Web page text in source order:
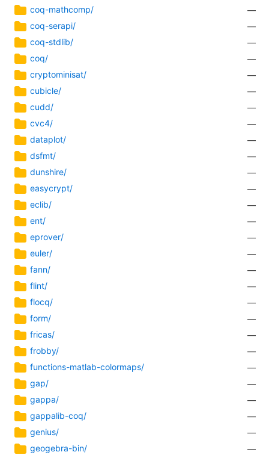
coq-mathcomp/
—
coq-serapi/
—
coq-stdlib/
—
coq/
—
cryptominisat/
—
cubicle/
—
cudd/
—
cvc4/
—
dataplot/
—
dsfmt/
—
dunshire/
—
easycrypt/
—
eclib/
—
ent/
—
eprover/
—
euler/
—
fann/
—
flint/
—
flocq/
—
form/
—
fricas/
—
frobby/
—
functions-matlab-colormaps/
—
gap/
—
gappa/
—
gappalib-coq/
—
genius/
—
geogebra-bin/
—